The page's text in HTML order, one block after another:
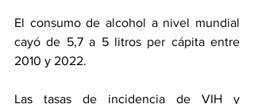
El consumo de alcohol a nivel mundial
cayó de 5,7 a 5 litros per cápita entre
2010 y 2022.
Las tasas de incidencia de VIH y